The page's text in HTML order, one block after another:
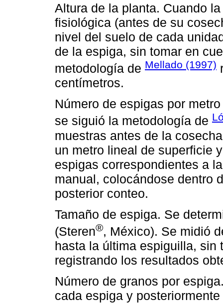
Altura de la planta. Cuando
fisiológica (antes de su
nivel del suelo de cada
de la espiga, sin tomar en
metodología de Mellado (1997)
centímetros.
Número de espigas por
se siguió la metodología de
muestras antes de la
un metro lineal de superficie
espigas correspondientes a
manual, colocándose dentro
posterior conteo.
Tamaño de espiga. Se
(Steren®, México). Se midió
hasta la última espiguilla, sin
registrando los resultados
Número de granos por
cada espiga y